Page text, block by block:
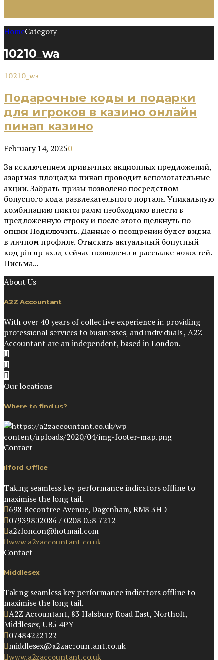
HomeCategory
10210_wa
10210_wa
Подарочные коды и подарки
для игроков в казино онлайн
пинап казино
February 14, 20250
За исключением привычных акционных предложений,
азартная площадка пинап проводит вспомогательные
акции. Забрать призы позволено посредством
бонусного кода развлекательного портала. Уникальную
комбинацию пиктограмм необходимо внести в
предложенную строку и после этого щелкнуть по
опции Подключить. Данные о поощрении будет видна
в личном профиле. Отыскать актуальный бонусный
код pin up вход сейчас позволено в рассылке новостей.
Письма...
About Us
A2Z Accountant
With over 40 years of collective experience in providing
professional services to businesses, and individuals , A2Z
Accountant are an independent, based in London.
Our locations
Where to find us?
Contact
Ilford Office
Taking seamless key performance indicators offline to
maximise the long tail.
698 Becontree Avenue, Dagenham, RM8 3HD
07939802086 / 0208 058 7212
a2zlondon@hotmail.com
www.a2zaccountant.co.uk
Contact
Middlesex
Taking seamless key performance indicators offline to
maximise the long tail.
A2Z Accountant, 83 Halsbury Road East, Northolt,
Middlesex, UB5 4PY
07484222122
middlesex@a2zaccountant.co.uk
www.a2zaccountant.co.uk